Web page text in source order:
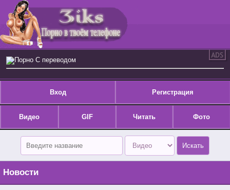
Порно С переводом
Вход Регистрация
Видео GIF Читать Фото
Новости